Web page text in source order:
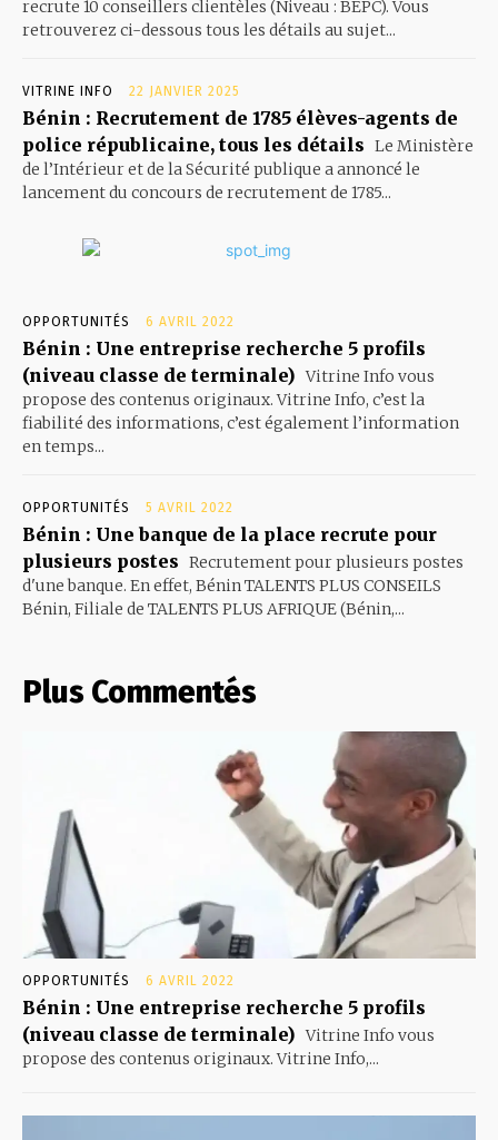
recrute 10 conseillers clientèles (Niveau : BEPC). Vous
retrouverez ci-dessous tous les détails au sujet...
VITRINE INFO 22 JANVIER 2025
Bénin : Recrutement de 1785 élèves-agents de
police républicaine, tous les détails Le Ministère
de l’Intérieur et de la Sécurité publique a annoncé le
lancement du concours de recrutement de 1785...
OPPORTUNITÉS 6 AVRIL 2022
Bénin : Une entreprise recherche 5 profils
(niveau classe de terminale) Vitrine Info vous
propose des contenus originaux. Vitrine Info, c’est la
fiabilité des informations, c’est également l’information
en temps...
OPPORTUNITÉS 5 AVRIL 2022
Bénin : Une banque de la place recrute pour
plusieurs postes Recrutement pour plusieurs postes
d'une banque. En effet, Bénin TALENTS PLUS CONSEILS
Bénin, Filiale de TALENTS PLUS AFRIQUE (Bénin,...
Plus Commentés
OPPORTUNITÉS 6 AVRIL 2022
Bénin : Une entreprise recherche 5 profils
(niveau classe de terminale) Vitrine Info vous
propose des contenus originaux. Vitrine Info,...